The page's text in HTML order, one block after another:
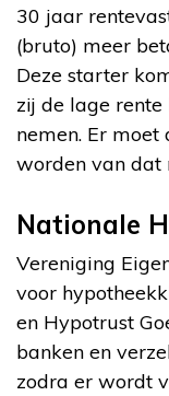
30 jaar
(bruto) meer
Deze starter
zij de lage
nemen. Er
worden van dat
Nationale
Vereniging
voor
en Hypotrust
banken en
zodra er wordt